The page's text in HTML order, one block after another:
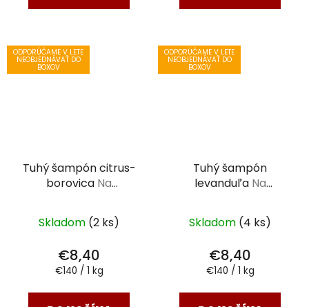
ODPORÚČAME V LETE
NEOBJEDNÁVAŤ DO
BOXOV
Tuhý šampón citrus-
borovica Na
vlasy 60g
Skladom (2 ks)
€8,40
Jednotková
€140 / 1 kg
ODPORÚČAME V LETE
NEOBJEDNÁVAŤ DO
BOXOV
Tuhý šampón
levanduľa Na
vlasy 60g
Skladom (4 ks)
€8,40
Jednotková
€140 / 1 kg